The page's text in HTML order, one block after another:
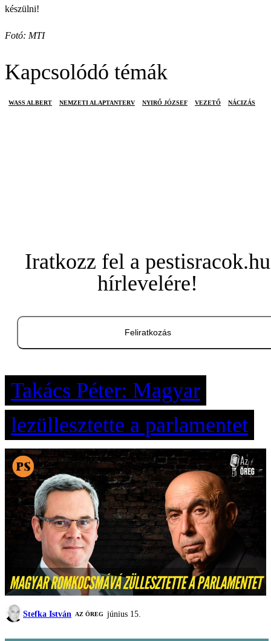
készülni!
Fotó: MTI
Kapcsolódó témák
WASS ALBERT NEMZETI ALAPTANTERV NYIRŐ JÓZSEF VEZETŐ NÁCIZÁS
Iratkozz fel a pestisracok.hu
hírlevelére!
Feliratkozás
Takács Péter: Magyar
lezüllesztette a parlamentet
Stefka István AZ ÖREG június 15.